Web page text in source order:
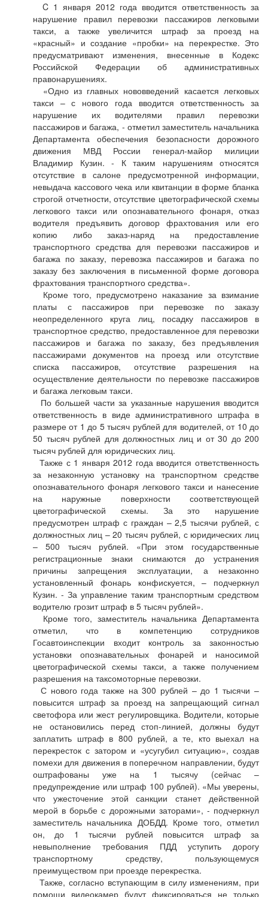
C 1 января 2012 года вводится ответственность за
нарушение правил перевозки пассажиров легковыми
такси, а также увеличится штраф за проезд на
«красный» и создание «пробки» на перекрестке. Это
предусматривают изменения, внесенные в Кодекс
Российской Федерации об административных
правонарушениях.
«Одно из главных нововведений касается легковых
такси – с нового года вводится ответственность за
нарушение их водителями правил перевозки
пассажиров и багажа, - отметил заместитель начальника
Департамента обеспечения безопасности дорожного
движения МВД России генерал-майор милиции
Владимир Кузин. - К таким нарушениям относятся
отсутствие в салоне предусмотренной информации,
невыдача кассового чека или квитанции в форме бланка
строгой отчетности, отсутствие цветографической схемы
легкового такси или опознавательного фонаря, отказ
водителя предъявить договор фрахтования или его
копию либо заказ-наряд на предоставление
транспортного средства для перевозки пассажиров и
багажа по заказу, перевозка пассажиров и багажа по
заказу без заключения в письменной форме договора
фрахтования транспортного средства».
Кроме того, предусмотрено наказание за взимание
платы с пассажиров при перевозке по заказу
неопределенного круга лиц, посадку пассажиров в
транспортное средство, предоставленное для перевозки
пассажиров и багажа по заказу, без предъявления
пассажирами документов на проезд или отсутствие
списка пассажиров, отсутствие разрешения на
осуществление деятельности по перевозке пассажиров
и багажа легковым такси.
По большей части за указанные нарушения вводится
ответственность в виде административного штрафа в
размере от 1 до 5 тысяч рублей для водителей, от 10 до
50 тысяч рублей для должностных лиц и от 30 до 200
тысяч рублей для юридических лиц.
Также с 1 января 2012 года вводится ответственность
за незаконную установку на транспортном средстве
опознавательного фонаря легкового такси и нанесение
на наружные поверхности соответствующей
цветографической схемы. За это нарушение
предусмотрен штраф с граждан – 2,5 тысячи рублей, с
должностных лиц – 20 тысяч рублей, с юридических лиц
– 500 тысяч рублей. «При этом государственные
регистрационные знаки снимаются до устранения
причины запрещения эксплуатации, а незаконно
установленный фонарь конфискуется, – подчеркнул
Кузин. - За управление таким транспортным средством
водителю грозит штраф в 5 тысяч рублей».
Кроме того, заместитель начальника Департамента
отметил, что в компетенцию сотрудников
Госавтоинспекции входит контроль за законностью
установки опознавательных фонарей и наносимой
цветографической схемы такси, а также получением
разрешения на таксомоторные перевозки.
С нового года также на 300 рублей – до 1 тысячи –
повысится штраф за проезд на запрещающий сигнал
светофора или жест регулировщика. Водители, которые
не остановились перед стоп-линией, должны будут
заплатить штраф в 800 рублей, а те, кто выехал на
перекресток с затором и «усугубил ситуацию», создав
помехи для движения в поперечном направлении, будут
оштрафованы уже на 1 тысячу (сейчас –
предупреждение или штраф 100 рублей). «Мы уверены,
что ужесточение этой санкции станет действенной
мерой в борьбе с дорожными заторами», - подчеркнул
заместитель начальника ДОБДД. Кроме того, отметил
он, до 1 тысячи рублей повысится штраф за
невыполнение требования ПДД уступить дорогу
транспортному средству, пользующемуся
преимуществом при проезде перекрестка.
Также, согласно вступающим в силу изменениям, при
помощи видеокамер будут фиксироваться не только